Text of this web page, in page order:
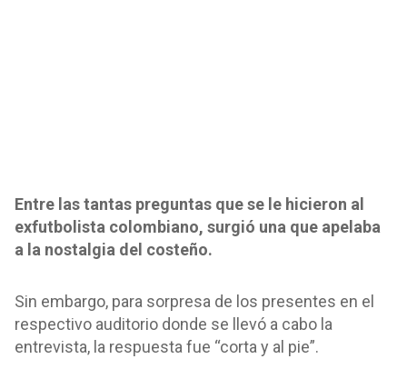
Entre las tantas preguntas que se le hicieron al
exfutbolista colombiano, surgió una que apelaba
a la nostalgia del costeño.
Sin embargo, para sorpresa de los presentes en el
respectivo auditorio donde se llevó a cabo la
entrevista, la respuesta fue “corta y al pie”.